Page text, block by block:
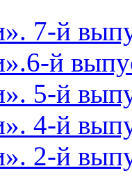
7-й
й
5-й
4-й
2-й